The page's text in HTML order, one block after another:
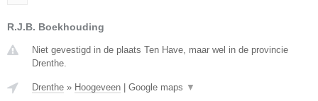
R.J.B. Boekhouding
Niet gevestigd in de plaats Ten Have, maar wel in de provincie
Drenthe.
Drenthe » Hoogeveen Google maps ▼